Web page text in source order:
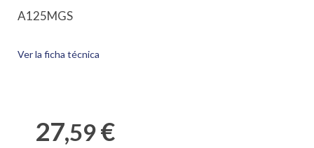
A125MGS
Ver la ficha técnica
27,59€